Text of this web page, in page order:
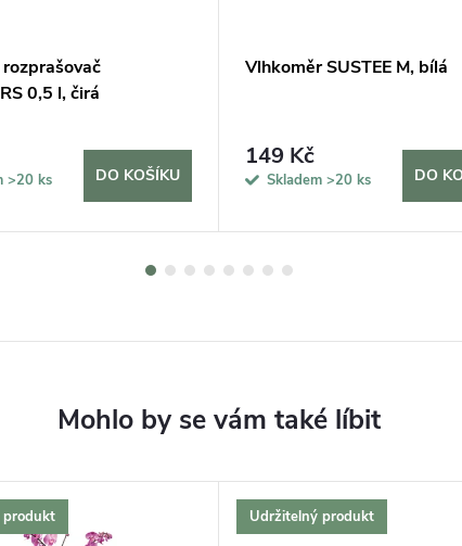
0,5 l, čirá
>20 ks DO KOŠÍKU
Vlhkoměr SUSTEE M, bílá
149 Kč
Skladem >20 ks DO
produkt Udržitelný produkt